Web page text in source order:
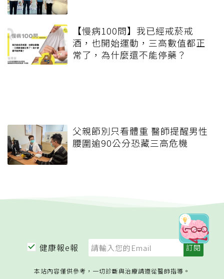
【慢病100問】我已經戒菸戒
酒，也開始運動，三高數值都正
常了，為什麼還不能停藥？
父親節別只看體重 醫師提醒男性
腰圍逾90公分恐藏三高危機
健康報e報
本站內容僅供參考，一切診斷與治療請遵從醫師指導。